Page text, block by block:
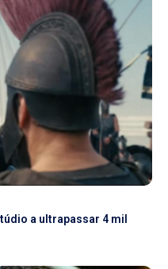
a ultrapassar 4 mil